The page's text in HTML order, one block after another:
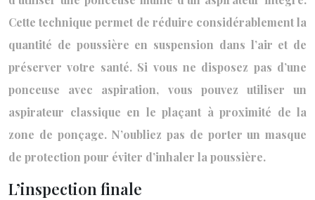
Cette technique permet de réduire considérablement la
quantité de poussière en suspension dans l’air et de
préserver votre santé. Si vous ne disposez pas d’une
ponceuse avec aspiration, vous pouvez utiliser un
aspirateur classique en le plaçant à proximité de la
zone de ponçage. N’oubliez pas de porter un masque
de protection pour éviter d’inhaler la poussière.
L’inspection finale